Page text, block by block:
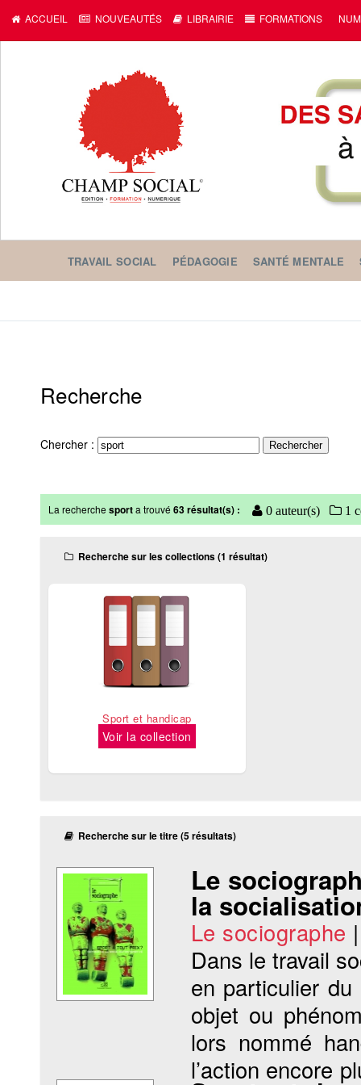
ACCUEIL NOUVEAUTÉS LIBRAIRIE FORMATIONS
TRAVAIL SOCIAL PÉDAGOGIE SANTÉ MENTALE
Recherche
Chercher :
La recherchesporta trouvé63 résultat(s) : 0 auteur(s) 1
Recherche sur les collections (1 résultat)
Sport et handicap
Voir la collection
Recherche sur le titre (5 résultats)
Le
la
Le sociographe
Dans le travail
en particulier du
objet ou
lors nommé
l’action encore